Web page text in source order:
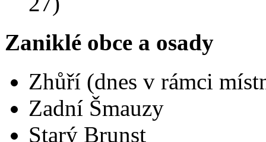
Zaniklé obce a osady
Zhůří (dnes v rámci
Zadní Šmauzy
Starý Brunst